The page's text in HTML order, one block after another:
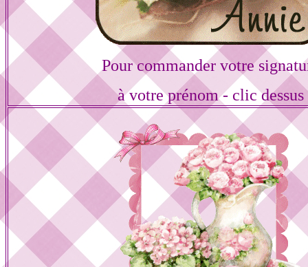
Pour commander votre
à votre prénom - clic dessus